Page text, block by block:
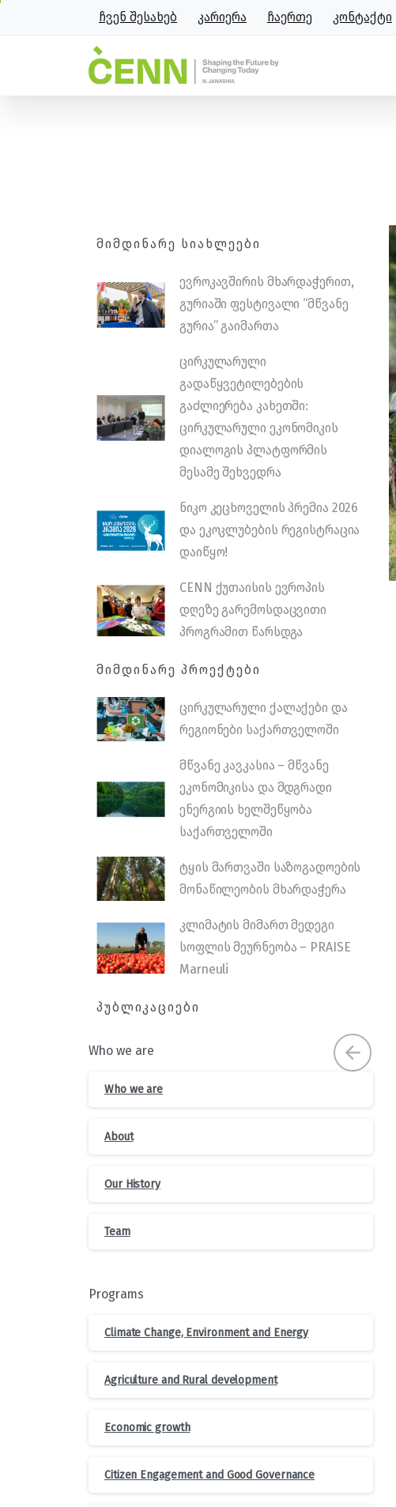
ჩვენ შესახებ კარიერა ჩაერთე კონტაქტი
ᲛᲘᲛᲓᲘᲜᲐᲠᲔ ᲡᲘᲐᲮᲚᲔᲔᲑᲘ
ევროკავშირის მხარდაჭერით,
გურიაში ფესტივალი “მწვანე
გურია” გაიმართა
ცირკულარული
გადაწყვეტილებების
გაძლიერება კახეთში:
ცირკულარული ეკონომიკის
დიალოგის პლატფორმის
მესამე შეხვედრა
ნიკო კეცხოველის პრემია 2026
და ეკოკლუბების რეგისტრაცია
დაიწყო!
CENN ქუთაისის ევროპის
დღეზე გარემოსდაცვითი
პროგრამით წარსდგა
ᲛᲘᲛᲓᲘᲜᲐᲠᲔ ᲞᲠᲝᲔᲥᲢᲔᲑᲘ
ცირკულარული ქალაქები და
რეგიონები საქართველოში
მწვანე კავკასია – მწვანე
ეკონომიკისა და მდგრადი
ენერგიის ხელშეწყობა
საქართველოში
ტყის მართვაში საზოგადოების
მონაწილეობის მხარდაჭერა
კლიმატის მიმართ მედეგი
სოფლის მეურნეობა – PRAISE
Marneuli
ᲞᲣᲑᲚᲘᲙᲐᲪᲘᲔᲑᲘ
Who we are
Who we are
About
Our History
Team
Programs
Climate Change, Environment and Energy
Agriculture and Rural development
Economic growth
Citizen Engagement and Good Governance